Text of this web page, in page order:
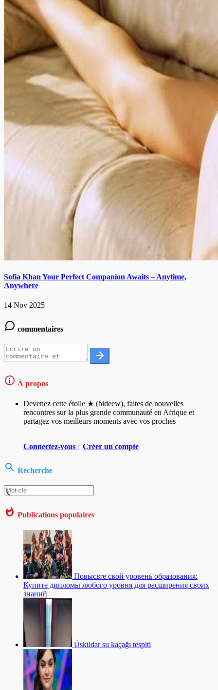
Sofia Khan Your Perfect Companion Awaits – Anytime,
Anywhere
14 Nov 2025
commentaires
À propos
Devenez cette étoile ★ (bideew), faites de nouvelles
rencontres sur la plus grande communauté en Afrique et
partagez vos meilleurs moments avec vos proches
Connectez-vous | Créer un compte
Recherche
Publications populaires
Повысьте свой уровень образования:
Купите дипломы любого уровня для расширения своих
знаний
Üsküdar su kaçağı tespiti